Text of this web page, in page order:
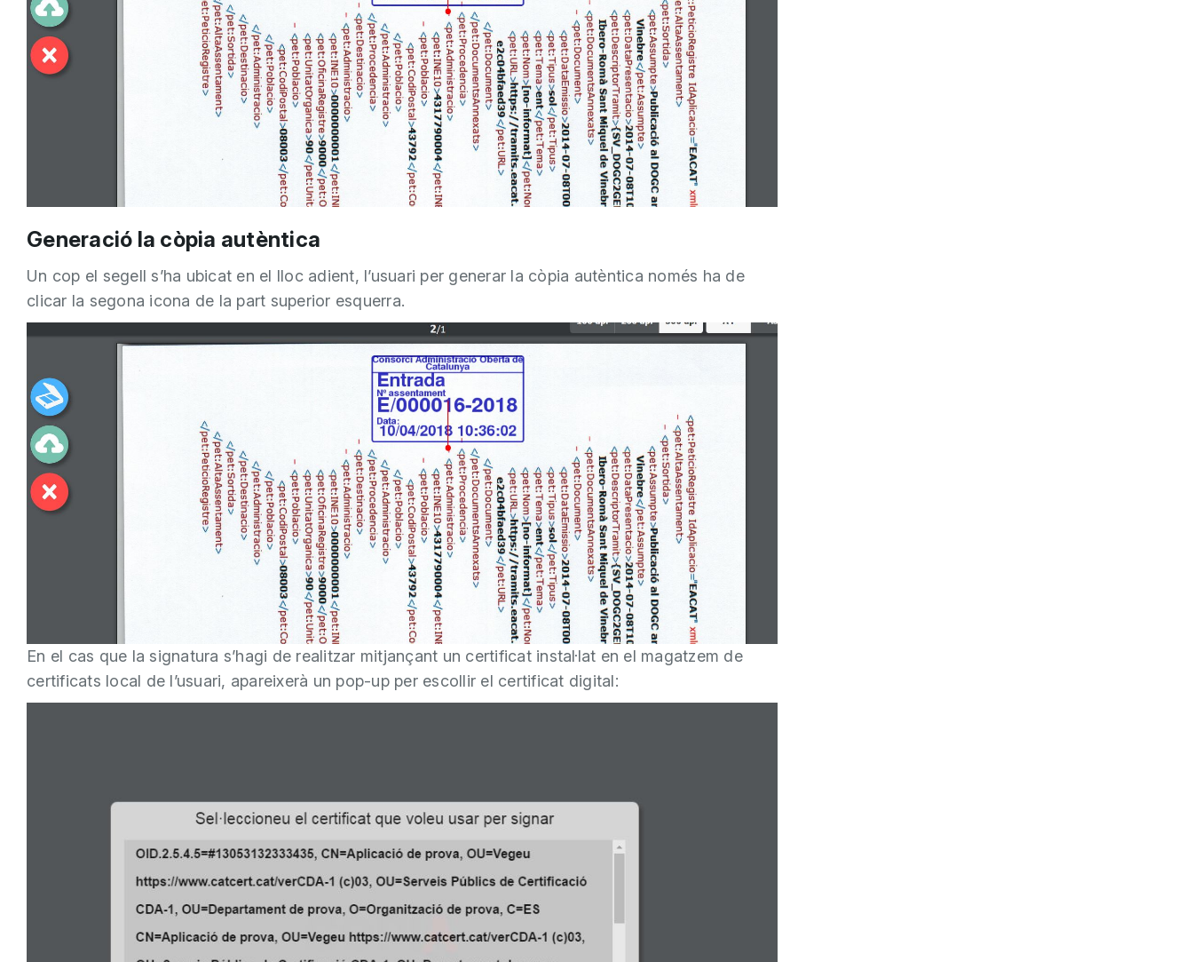
Generació la còpia autèntica
Un cop el segell s’ha ubicat en el lloc adient, l’usuari per generar la còpia autèntica només ha de
clicar la segona icona de la part superior esquerra.
En el cas que la signatura s’hagi de realitzar mitjançant un certificat instal·lat en el magatzem de
certificats local de l’usuari, apareixerà un pop-up per escollir el certificat digital: